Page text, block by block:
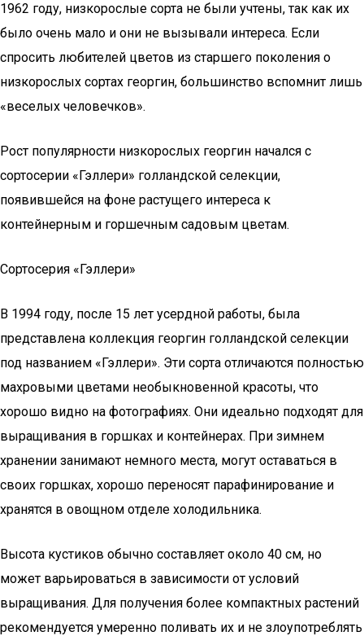
1962 году, низкорослые сорта не были учтены, так как их
было очень мало и они не вызывали интереса. Если
спросить любителей цветов из старшего поколения о
низкорослых сортах георгин, большинство вспомнит лишь
«веселых человечков».
Рост популярности низкорослых георгин начался с
сортосерии «Гэллери» голландской селекции,
появившейся на фоне растущего интереса к
контейнерным и горшечным садовым цветам.
Сортосерия «Гэллери»
В 1994 году, после 15 лет усердной работы, была
представлена коллекция георгин голландской селекции
под названием «Гэллери». Эти сорта отличаются полностью
махровыми цветами необыкновенной красоты, что
хорошо видно на фотографиях. Они идеально подходят для
выращивания в горшках и контейнерах. При зимнем
хранении занимают немного места, могут оставаться в
своих горшках, хорошо переносят парафинирование и
хранятся в овощном отделе холодильника.
Высота кустиков обычно составляет около 40 см, но
может варьироваться в зависимости от условий
выращивания. Для получения более компактных растений
рекомендуется умеренно поливать их и не злоупотреблять